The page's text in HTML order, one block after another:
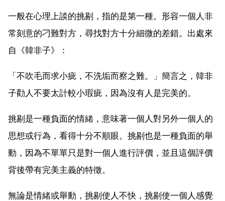
一般在心理上談的挑剔，指的是第一種。形容一個人非
常刻意的刁難對方，尋找對方十分細微的差錯。出處來
自《韓非子》：
「不吹毛而求小疵，不洗垢而察之難。」簡言之，韓非
子勸人不要太計較小瑕疵，因為沒有人是完美的。
挑剔是一種負面的情緒，意味著一個人對另外一個人的
思想或行為，看得十分不順眼。挑剔也是一種負面的舉
動，因為不單單只是對一個人進行評價，並且這個評價
背後帶有完美主義的特徵。
無論是情緒或舉動，挑剔使人不快，挑剔使一個人感覺